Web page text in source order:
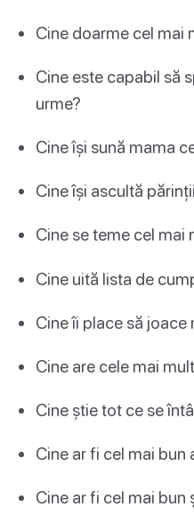
Cine doarme cel mai
Cine este capabil să
urme?
Cine își sună mama
Cine își ascultă
Cine se teme cel mai
Cine uită lista de
Cine îi place să joace
Cine are cele mai
Cine știe tot ce se
Cine ar fi cel mai bun
Cine ar fi cel mai bun